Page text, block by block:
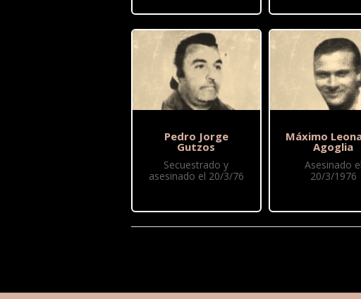
Pedro Jorge
Gutzos
Secuestrado y
asesinado el 20/3/76
Máximo
Agoglia
Asesinado el
20/3/1976